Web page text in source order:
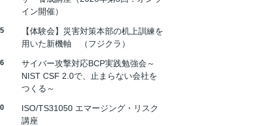
イン開催）
【体験会】災害対策本部の机上訓練を
用いた新機軸 （フジクラ）
サイバー攻撃対応BCP実践勉強会～
NIST CSF 2.0で、止まらない会社を
つくる～
ISO/TS31050 エマージング・リスク
講座